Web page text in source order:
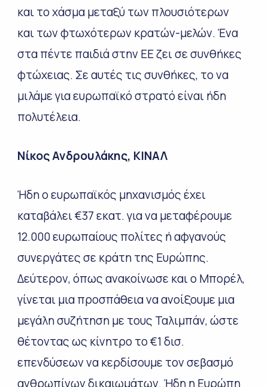
και το χάσμα μεταξύ των πλουσιότερων
και των φτωχότερων κρατών-μελών. Ένα
στα πέντε παιδιά στην ΕΕ ζει σε συνθήκες
φτώχειας. Σε αυτές τις συνθήκες, το να
μιλάμε για ευρωπαϊκό στρατό είναι ήδη
πολυτέλεια.
Νίκος Ανδρουλάκης, ΚΙΝΑΛ
Ήδη ο ευρωπαϊκός μηχανισμός έχει
καταβάλει €37 εκατ. για να μεταφέρουμε
12.000 ευρωπαίους πολίτες ή αφγανούς
συνεργάτες σε κράτη της Ευρώπης.
Δεύτερον, όπως ανακοίνωσε και ο Μπορέλ,
γίνεται μια προσπάθεια να ανοίξουμε μια
μεγάλη συζήτηση με τους Ταλιμπάν, ώστε
θέτοντας ως κίνητρο το €1 δισ.
επενδύσεων να κερδίσουμε τον σεβασμό
ανθρωπίνων δικαιωμάτων. Ήδη η Ευρώπη